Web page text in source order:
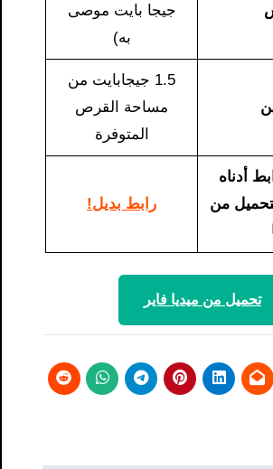
جيجا بايت موصى
به)
1.5 جيجابايت من
مساحة القرص
المتوفرة
أدناه
من
رابط بديل!
تحميل من ميديا ​​فاير